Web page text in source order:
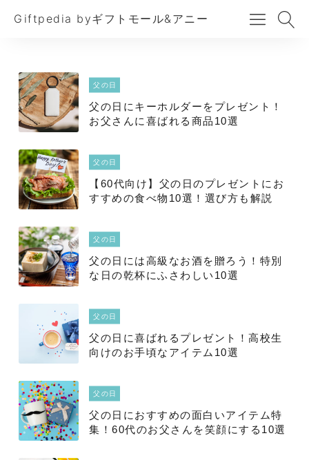
Giftpedia byギフトモール&アニー
父の日
父の日にキーホルダーをプレゼント！
お父さんに喜ばれる商品10選
父の日
【60代向け】父の日のプレゼントにお
すすめの食べ物10選！選び方も解説
父の日
父の日には高級なお酒を贈ろう！特別
な日の乾杯にふさわしい10選
父の日
父の日に喜ばれるプレゼント！高校生
向けのお手頃なアイテム10選
父の日
父の日におすすめの面白いアイテム特
集！60代のお父さんを笑顔にする10選